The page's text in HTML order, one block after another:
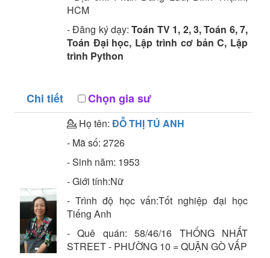
HCM
- Đăng ký dạy:Toán TV 1, 2, 3, Toán 6, 7,
Toán Đại học, Lập trình cơ bản C, Lập
trình Python
Chi tiết Chọn gia sư
💁 Họ tên: ĐỖ THỊ TÚ ANH
- Mã số: 2726
- Sinh năm: 1953
- Giới tính:Nữ
- Trình độ học vấn:Tốt nghiệp đại học
Tiếng Anh
- Quê quán:58/46/16 THỐNG NHẤT
STREET - PHƯỜNG 10 = QUẬN GÒ VẤP